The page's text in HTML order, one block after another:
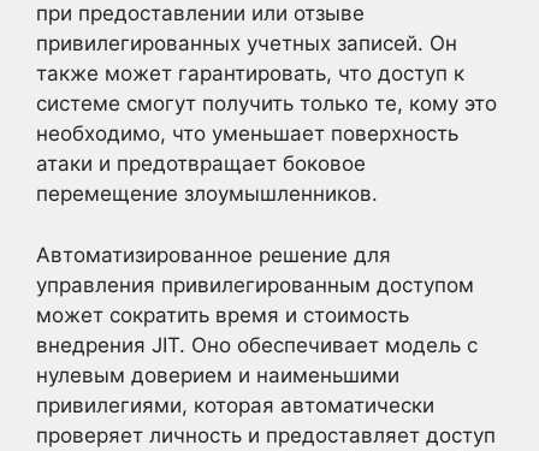
при предоставлении или отзыве
привилегированных учетных записей. Он
также может гарантировать, что доступ к
системе смогут получить только те, кому это
необходимо, что уменьшает поверхность
атаки и предотвращает боковое
перемещение злоумышленников.
Автоматизированное решение для
управления привилегированным доступом
может сократить время и стоимость
внедрения JIT. Оно обеспечивает модель с
нулевым доверием и наименьшими
привилегиями, которая автоматически
проверяет личность и предоставляет доступ